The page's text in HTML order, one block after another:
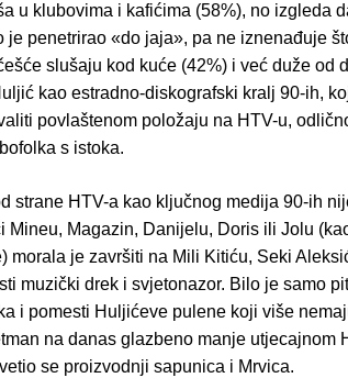
u klubovima i kafićima (58%), no izgleda
penetrirao «do jaja», pa ne iznenađuje
slušaju kod kuće (42%) i već duže od
kao estradno-diskografski kralj 90-ih,
povlaštenom položaju na HTV-u,
s istoka.
strane HTV-a kao ključnog medija 90-ih
Mineu, Magazin, Danijelu, Doris ili Jolu
morala je završiti na Mili Kitiću, Seki
muzički drek i svjetonazor. Bilo je samo
i pomesti Huljićeve pulene koji više
na danas glazbeno manje utjecajnom
se proizvodnji sapunica i Mrvica.